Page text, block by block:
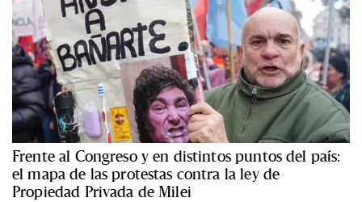
Frente al Congreso y en distintos puntos del país:
el mapa de las protestas contra la ley de
Propiedad Privada de Milei